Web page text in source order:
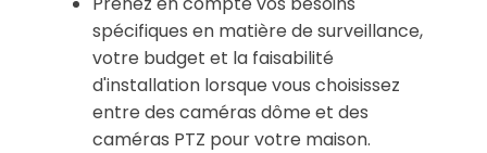
spécifiques en matière de surveillance,
votre budget et la faisabilité
d'installation lorsque vous choisissez
entre des caméras dôme et des
caméras PTZ pour votre maison.